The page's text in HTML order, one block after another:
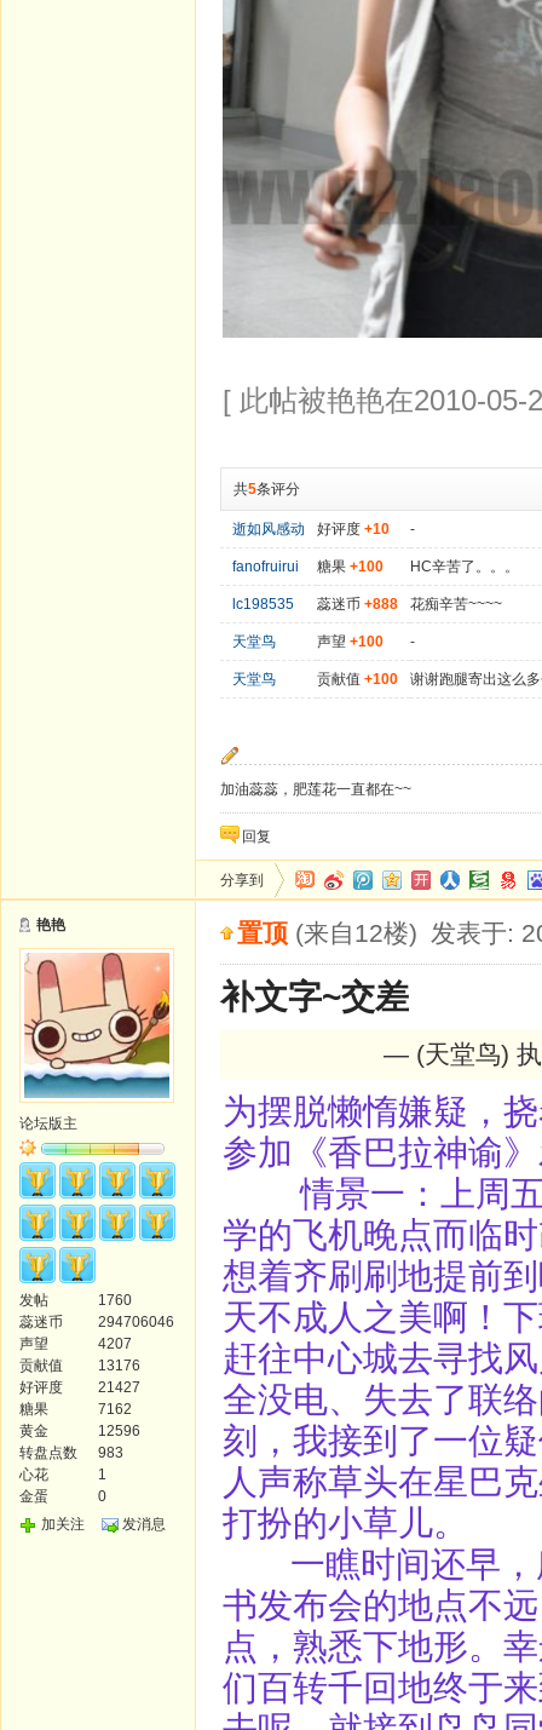
[ 此帖被艳艳在2010-05-
共5条评分
逝如风感动 好评度 +10 -
fanofruirui 糖果 +100 HC辛苦了。。。
lc198535 蕊迷币 +888 花痴辛苦~~~~
天堂鸟 声望 +100 -
天堂鸟 贡献值 +100 谢谢跑腿寄出这么
加油蕊蕊，肥莲花一直都在~~
回复
分享到
艳艳
论坛版主
发帖
1760
蕊迷币
294706046
声望
4207
贡献值
13176
好评度
21427
糖果
7162
黄金
12596
转盘点数
983
心花
1
金蛋
0
加关注
发消息
置顶 (来自12楼) 发表于:
补文字~交差
— (天堂鸟)
为摆脱懒惰嫌疑，
参加《香巴拉神谕
情景一：上周五
学的飞机晚点而临
想着齐刷刷地提前
天不成人之美啊！
赶往中心城去寻找
全没电、失去了联
刻，我接到了一位
人声称草头在星巴
打扮的小草儿。
一瞧时间还早，
书发布会的地点不
点，熟悉下地形。
们百转千回地终于